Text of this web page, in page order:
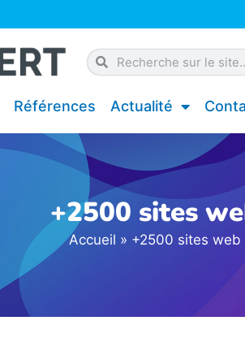
Rechercher
Rechercher
Références Actualité
+2500 sites
Accueil » +2500 sites web